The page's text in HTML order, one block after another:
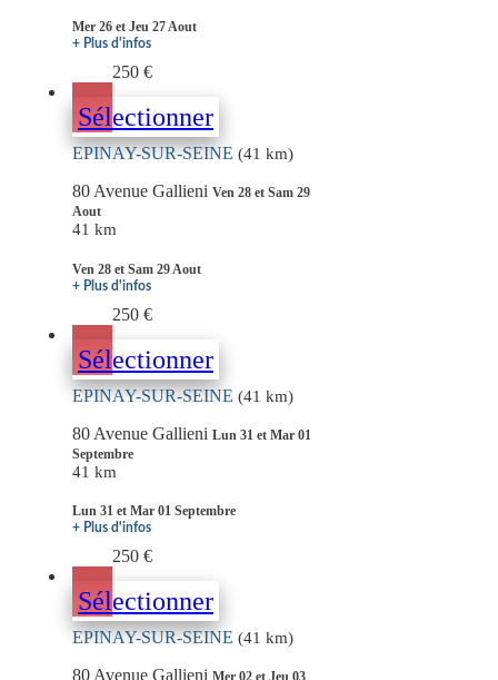
Mer 26 et Jeu 27 Aout
+ Plus d'infos
250 €
Sélectionner
EPINAY-SUR-SEINE (41 km)
80 Avenue Gallieni Ven 28 et Sam 29
Aout
41 km
Ven 28 et Sam 29 Aout
+ Plus d'infos
250 €
Sélectionner
EPINAY-SUR-SEINE (41 km)
80 Avenue Gallieni Lun 31 et Mar 01
Septembre
41 km
Lun 31 et Mar 01 Septembre
+ Plus d'infos
250 €
Sélectionner
EPINAY-SUR-SEINE (41 km)
80 Avenue Gallieni